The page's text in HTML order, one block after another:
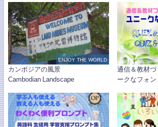
ENJOY THE WORLD
カンボジアの風景
Cambodian Landscape
通信＆教材づ
ークなフォン